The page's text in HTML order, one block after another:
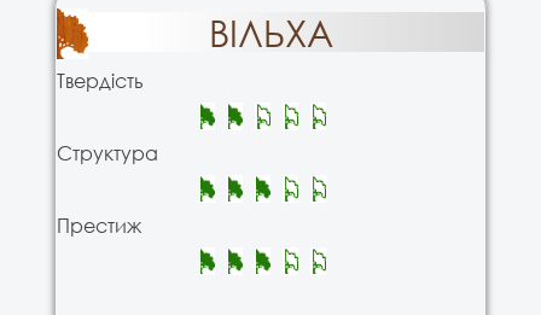
ВІЛЬХА
Твердість
Структура
Престиж